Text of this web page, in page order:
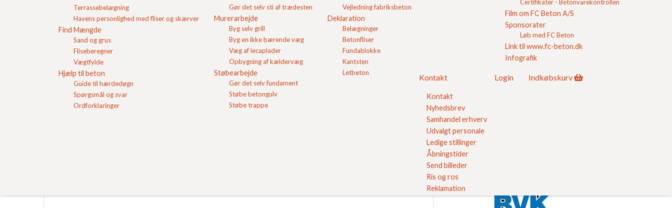
Terrassebelægning
Havens personlighed med fliser og skærver
Find Mængde
Sand og grus
Fliseberegner
Vægtfylde
Hjælp til beton
Guide til hærdedøgn
Spørgsmål og svar
Ordforklaringer
Gør det selv sti af trædesten
Murerarbejde
Byg selv grill
Byg en ikke bærende væg
Væg af lecaplader
Opbygning af kældervæg
Støbearbejde
Gør det selv fundament
Støbe betongulv
Støbe trappe
Vejledning fabriksbeton
Deklaration
Belægninger
Betonfliser
Fundablokke
Kantsten
Letbeton
Certifikater - Betonvarekontrollen
Film om FC Beton A/S
Sponsorater
Løb med FC Beton
Link til www.fc-beton.dk
Infografik
Kontakt
Kontakt
Nyhedsbrev
Samhandel erhverv
Udvalgt personale
Ledige stillinger
Åbningstider
Send billeder
Ris og ros
Reklamation
Login Indkøbskurv
Se produkt
Hos FC Beton finder du to typer støbemix. Den ene består af sandperler i størrelsen 4–8 mm, mens den
anden er en grovere støbemix med kornstørrelse 8–16 mm. Valget af støbemix afhænger af, hvilken type
betonarbejde der skal udføres.
Anvendelse
Se vores kvalitetssikring her
Sikker E-handel